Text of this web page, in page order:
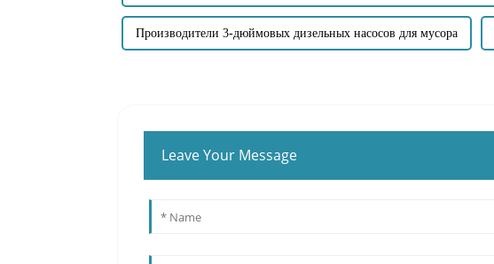
Производители 3-дюймовых дизельных насосов для мусора
Leave Your Message